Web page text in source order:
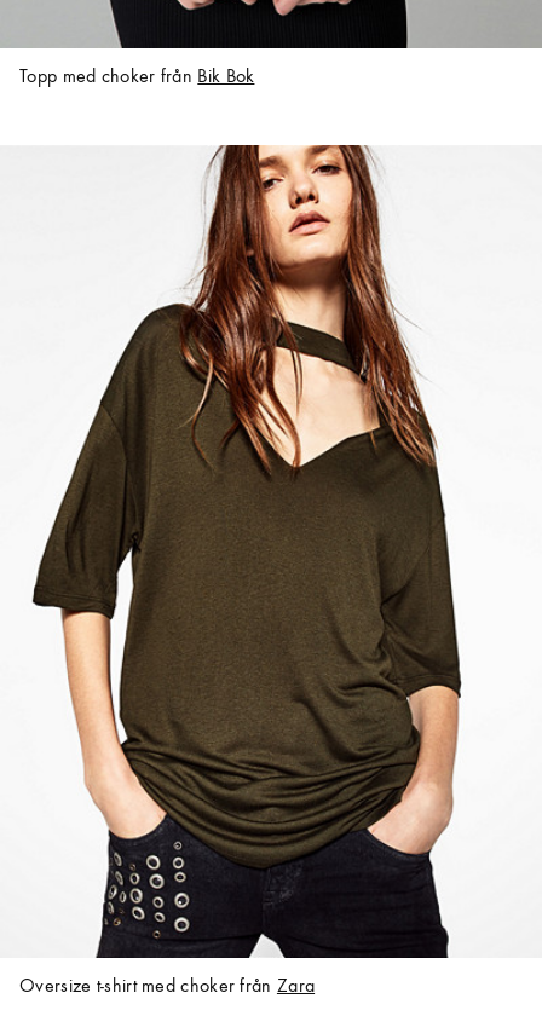
Topp med choker från Bik Bok
Oversize t-shirt med choker från Zara